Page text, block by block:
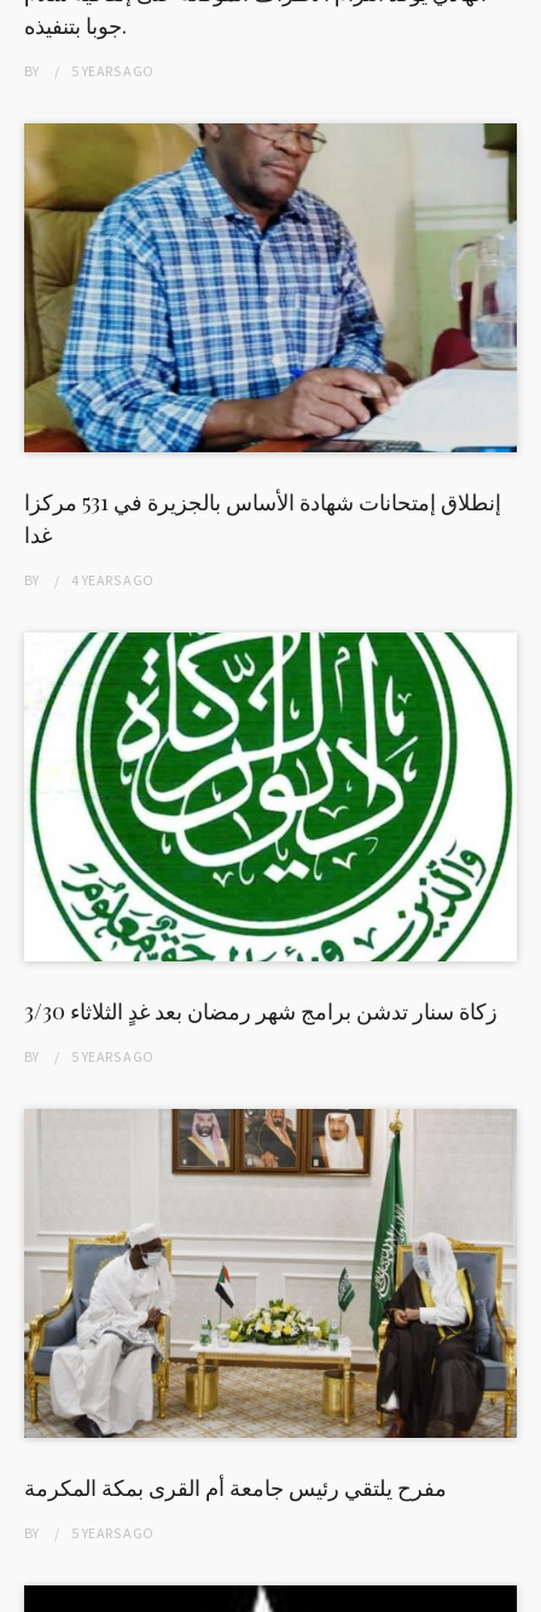
جوبا بتنفيذه.
BY 5 YEARSAGO
إنطلاق إمتحانات شهادة الأساس بالجزيرة في 531 مركزا
غدا
BY 4 YEARSAGO
زكاة سنار تدشن برامج شهر رمضان بعد غدٍ الثلاثاء 3/30
BY 5 YEARSAGO
مفرح يلتقي رئيس جامعة أم القرى بمكة المكرمة
BY 5 YEARSAGO